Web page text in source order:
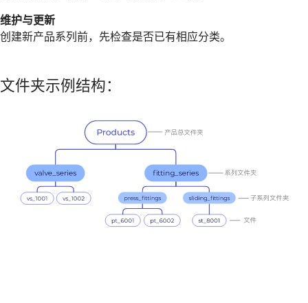
维护与更新
创建新产品系列前，先检查是否已有相应分类。
文件夹示例结构：